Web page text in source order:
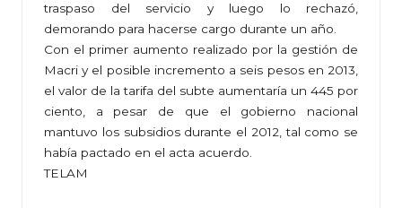
traspaso del servicio y luego lo rechazó,
demorando para hacerse cargo durante un año.
Con el primer aumento realizado por la gestión de
Macri y el posible incremento a seis pesos en 2013,
el valor de la tarifa del subte aumentaría un 445 por
ciento, a pesar de que el gobierno nacional
mantuvo los subsidios durante el 2012, tal como se
había pactado en el acta acuerdo.
TELAM